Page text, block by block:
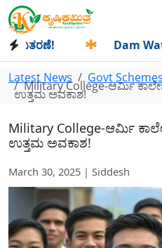
Dam Water
Latest News Govt Schemes
Military College-ಆರ್ಮಿ
ಉತ್ತಮ ಅವಕಾಶ!
Military College-ಆರ್ಮಿ
ಉತ್ತಮ ಅವಕಾಶ!
March 30, 2025 | Siddesh